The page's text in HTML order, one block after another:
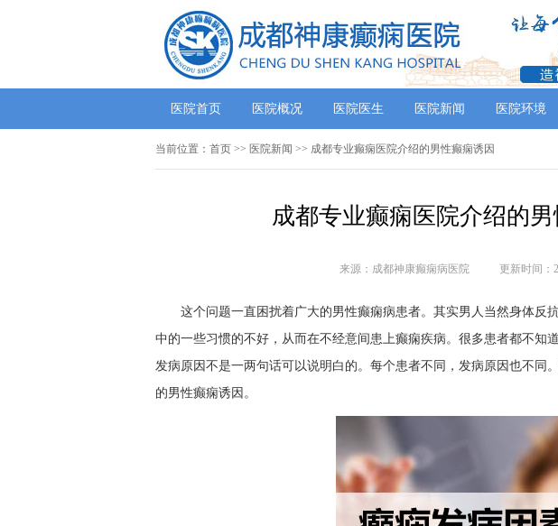
医院首页 医院概况 医院医生 医院新闻 医院环境
当前位置： 首页 >> 医院新闻 >> 成都专业癫痫医院介绍的男性癫痫诱因
成都专业癫痫医院介绍的
来源：成都神康癫痫病医院 更新时间：
这个问题一直困扰着广大的男性癫痫病患者。其实男人当然身体反
中的一些习惯的不好，从而在不经意间患上癫痫疾病。很多患者都不知
发病原因不是一两句话可以说明白的。每个患者不同，发病原因也不同
的男性癫痫诱因。